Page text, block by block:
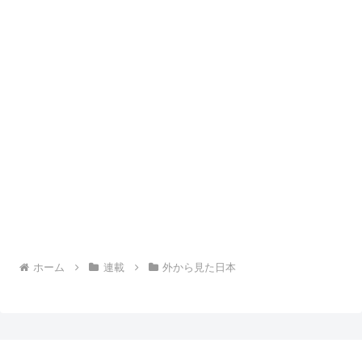
ホーム 連載 外から見た日本